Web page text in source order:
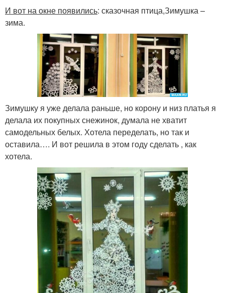
И вот на окне появились: сказочная птица,Зимушка –
зима.
Зимушку я уже делала раньше, но корону и низ платья я
делала их покупных снежинок, думала не хватит
самодельных белых. Хотела переделать, но так и
оставила…. И вот решила в этом году сделать , как
хотела.